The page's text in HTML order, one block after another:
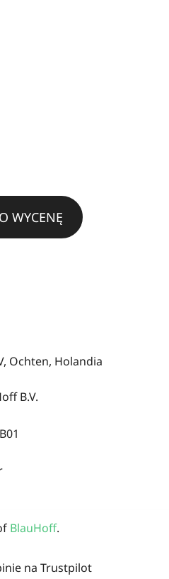
WYCENĘ
Ochten, Holandia
B.V.
BlauHoff.
na Trustpilot